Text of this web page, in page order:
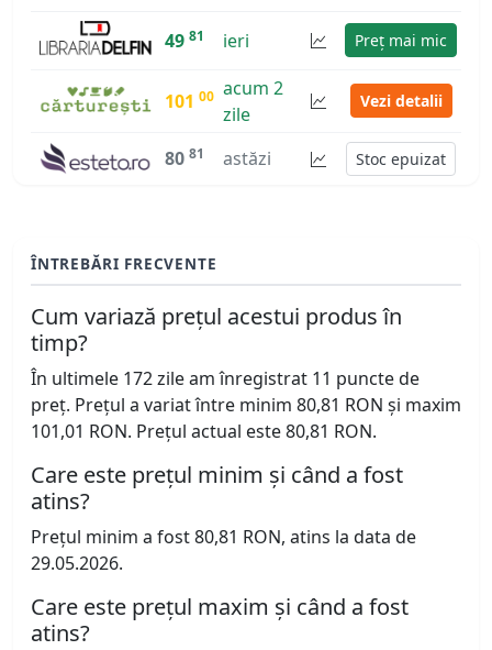
49 81 ieri Preț mai mic
101 00 acum 2
zile
Vezi detalii
80 81 astăzi Stoc epuizat
ÎNTREBĂRI FRECVENTE
Cum variază prețul acestui produs în
timp?
În ultimele 172 zile am înregistrat 11 puncte de
preț. Prețul a variat între minim 80,81 RON și maxim
101,01 RON. Prețul actual este 80,81 RON.
Care este prețul minim și când a fost
atins?
Prețul minim a fost 80,81 RON, atins la data de
29.05.2026.
Care este prețul maxim și când a fost
atins?